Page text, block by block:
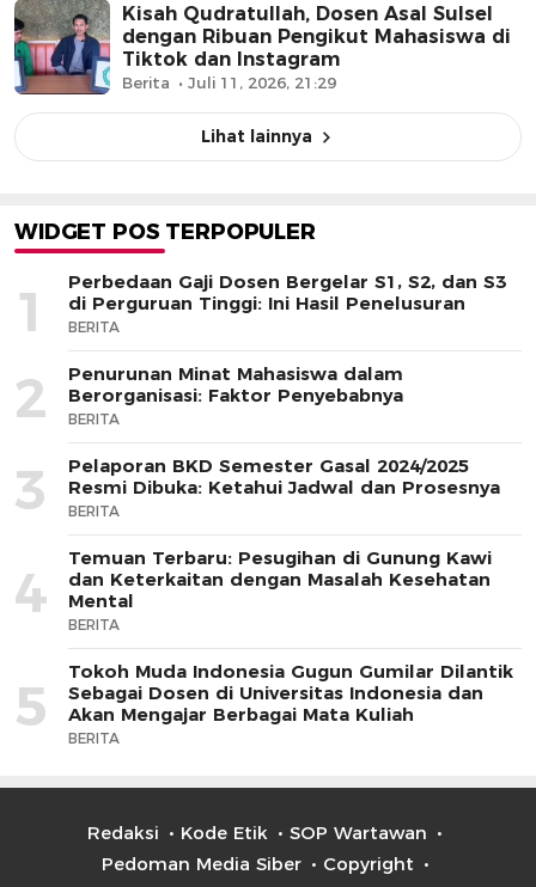
Kisah Qudratullah, Dosen Asal Sulsel
dengan Ribuan Pengikut Mahasiswa di
Tiktok dan Instagram
Berita Juli 11, 2026, 21:29
Lihat lainnya
WIDGET POS TERPOPULER
1
Perbedaan Gaji Dosen Bergelar S1, S2, dan S3
di Perguruan Tinggi: Ini Hasil Penelusuran
BERITA
2
Penurunan Minat Mahasiswa dalam
Berorganisasi: Faktor Penyebabnya
BERITA
3
Pelaporan BKD Semester Gasal 2024/2025
Resmi Dibuka: Ketahui Jadwal dan Prosesnya
BERITA
4
Temuan Terbaru: Pesugihan di Gunung Kawi
dan Keterkaitan dengan Masalah Kesehatan
Mental
BERITA
5
Tokoh Muda Indonesia Gugun Gumilar Dilantik
Sebagai Dosen di Universitas Indonesia dan
Akan Mengajar Berbagai Mata Kuliah
BERITA
Redaksi Kode Etik
SOP Wartawan
Pedoman Media Siber
Copyright